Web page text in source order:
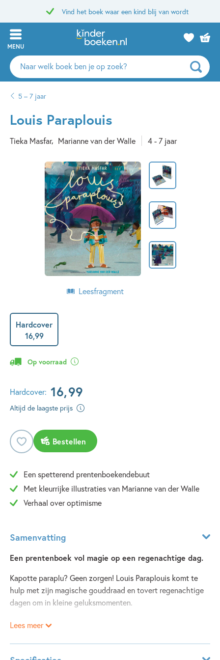
Vind het boek waar een kind blij van wordt
MENU
Zoeken
naar
auteurs
uitgevers
5 – 7 jaar
Louis Paraplouis
Tieka Masfar Marianne van der Walle 4 - 7 jaar
Leesfragment
Hardcover
16,99
Op voorraad
Hardcover: 16,99
Altijd de laagste prijs
Bestellen
Een spetterend prentenboekendebuut
Met kleurrijke illustraties van Marianne van der Walle
Verhaal over optimisme
Samenvatting
Een prentenboek vol magie op een regenachtige dag.
Kapotte paraplu? Geen zorgen! Louis Paraplouis komt te
hulp met zijn magische gouddraad en tovert regenachtige
dagen om in kleine geluksmomenten.
Louis staat op de hoek van een drukke straat met zijn
Lees meer